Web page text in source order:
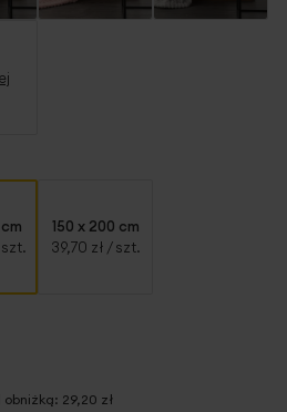
150 x 200 cm
39,70 zł / szt.
obniżką: 29,20 zł